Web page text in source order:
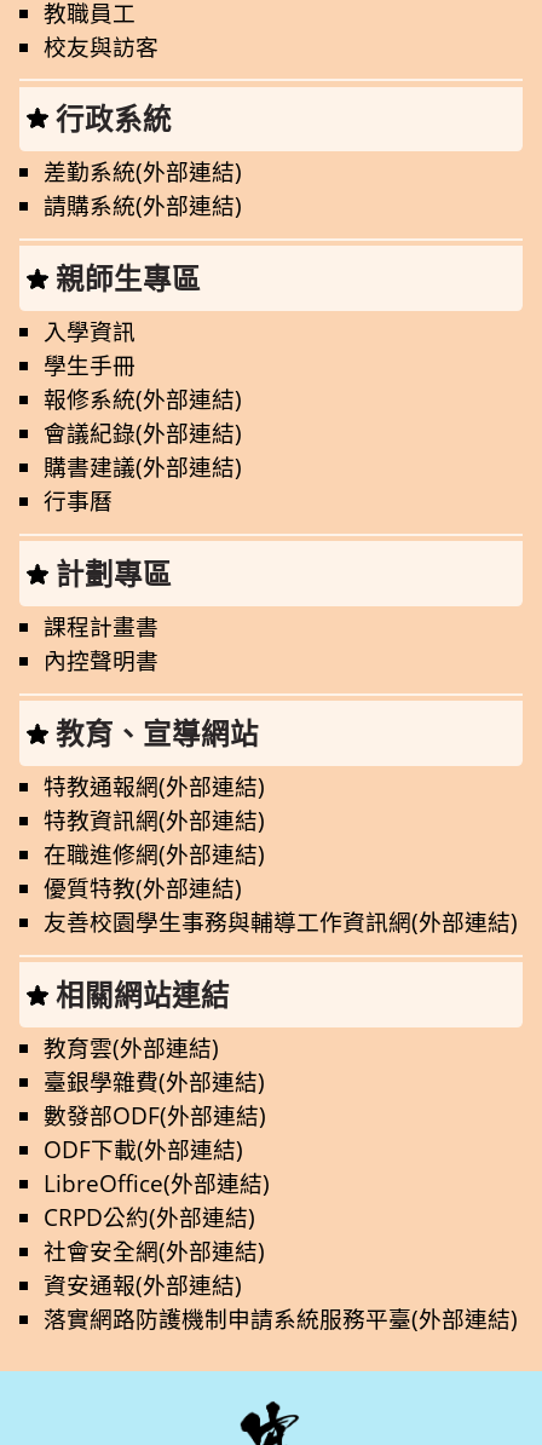
教職員工
校友與訪客
行政系統
差勤系統(外部連結)
請購系統(外部連結)
親師生專區
入學資訊
學生手冊
報修系統(外部連結)
會議紀錄(外部連結)
購書建議(外部連結)
行事曆
計劃專區
課程計畫書
內控聲明書
教育、宣導網站
特教通報網(外部連結)
特教資訊網(外部連結)
在職進修網(外部連結)
優質特教(外部連結)
友善校園學生事務與輔導工作資訊網(外部連結)
相關網站連結
教育雲(外部連結)
臺銀學雜費(外部連結)
數發部ODF(外部連結)
ODF下載(外部連結)
LibreOffice(外部連結)
CRPD公約(外部連結)
社會安全網(外部連結)
資安通報(外部連結)
落實網路防護機制申請系統服務平臺(外部連結)